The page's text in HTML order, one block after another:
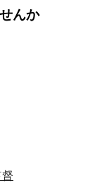
んか